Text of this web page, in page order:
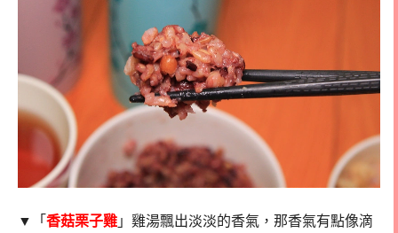
▼「香菇栗子雞」雞湯飄出淡淡的香氣，那香氣有點像滴